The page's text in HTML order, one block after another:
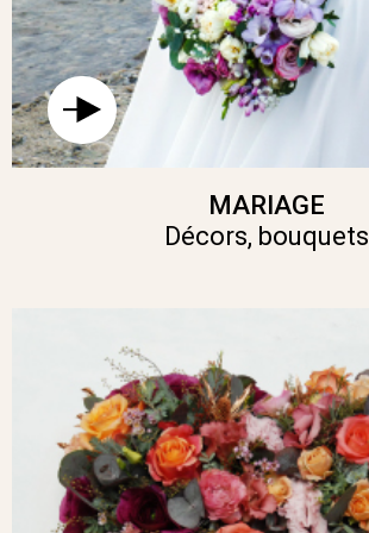
MARIAGE
Décors, bouquets